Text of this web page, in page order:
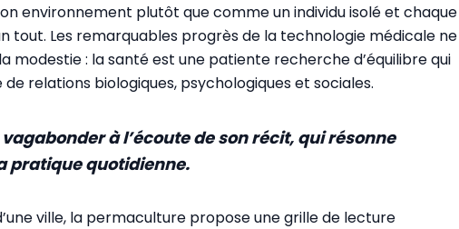
environnement plutôt que comme un individu isolé et chaque
tout. Les remarquables progrès de la technologie médicale ne
modestie : la santé est une patiente recherche d’équilibre qui
relations biologiques, psychologiques et sociales.
à l’écoute de son récit, qui résonne
pratique quotidienne.
ville, la permaculture propose une grille de lecture